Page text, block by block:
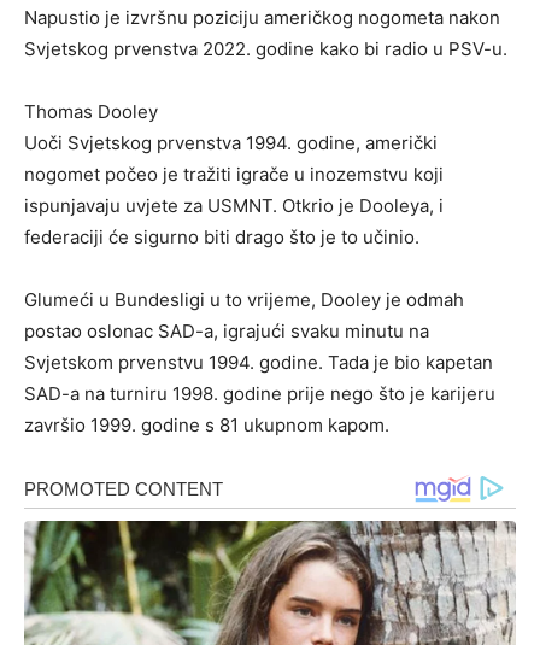
Napustio je izvršnu poziciju američkog nogometa nakon
Svjetskog prvenstva 2022. godine kako bi radio u PSV-u.
Thomas Dooley
Uoči Svjetskog prvenstva 1994. godine, američki
nogomet počeo je tražiti igrače u inozemstvu koji
ispunjavaju uvjete za USMNT. Otkrio je Dooleya, i
federaciji će sigurno biti drago što je to učinio.
Glumeći u Bundesligi u to vrijeme, Dooley je odmah
postao oslonac SAD-a, igrajući svaku minutu na
Svjetskom prvenstvu 1994. godine. Tada je bio kapetan
SAD-a na turniru 1998. godine prije nego što je karijeru
završio 1999. godine s 81 ukupnom kapom.